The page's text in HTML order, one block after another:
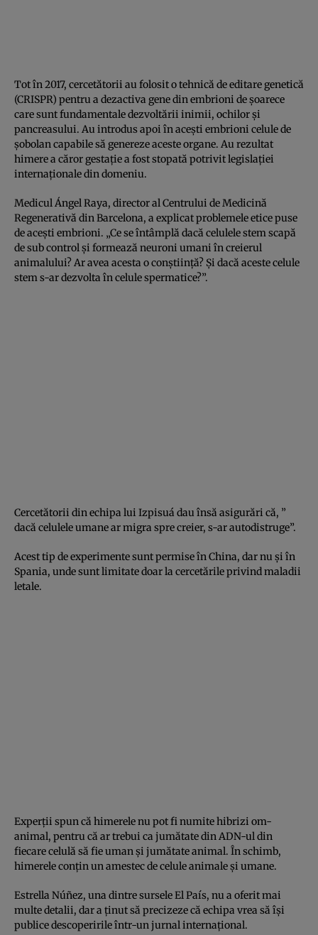
Tot în 2017, cercetătorii au folosit o tehnică de editare genetică
(CRISPR) pentru a dezactiva gene din embrioni de şoarece
care sunt fundamentale dezvoltării inimii, ochilor şi
pancreasului. Au introdus apoi în aceşti embrioni celule de
şobolan capabile să genereze aceste organe. Au rezultat
himere a căror gestaţie a fost stopată potrivit legislaţiei
internaţionale din domeniu.
Medicul Ángel Raya, director al Centrului de Medicină
Regenerativă din Barcelona, a explicat problemele etice puse
de aceşti embrioni. „Ce se întâmplă dacă celulele stem scapă
de sub control şi formează neuroni umani în creierul
animalului? Ar avea acesta o conştiinţă? Şi dacă aceste celule
stem s-ar dezvolta în celule spermatice?”.
Cercetătorii din echipa lui Izpisuá dau însă asigurări că, ”
dacă celulele umane ar migra spre creier, s-ar autodistruge”.
Acest tip de experimente sunt permise în China, dar nu şi în
Spania, unde sunt limitate doar la cercetările privind maladii
letale.
Experţii spun că himerele nu pot fi numite hibrizi om-
animal, pentru că ar trebui ca jumătate din ADN-ul din
fiecare celulă să fie uman şi jumătate animal. În schimb,
himerele conţin un amestec de celule animale şi umane.
Estrella Núñez, una dintre sursele El País, nu a oferit mai
multe detalii, dar a ţinut să precizeze că echipa vrea să îşi
publice descoperirile într-un jurnal internaţional.